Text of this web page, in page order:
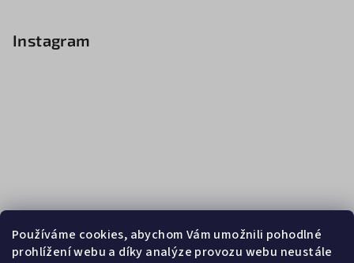
Používáme cookies, abychom Vám umožnili pohodlné
prohlížení webu a díky analýze provozu webu neustále
Instagram